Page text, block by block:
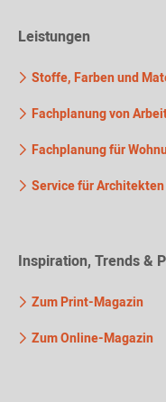
Leistungen
Stoffe, Farben und
Fachplanung von
Fachplanung für
Service für Architekten
Inspiration, Trends &
Zum Print-Magazin
Zum Online-Magazin